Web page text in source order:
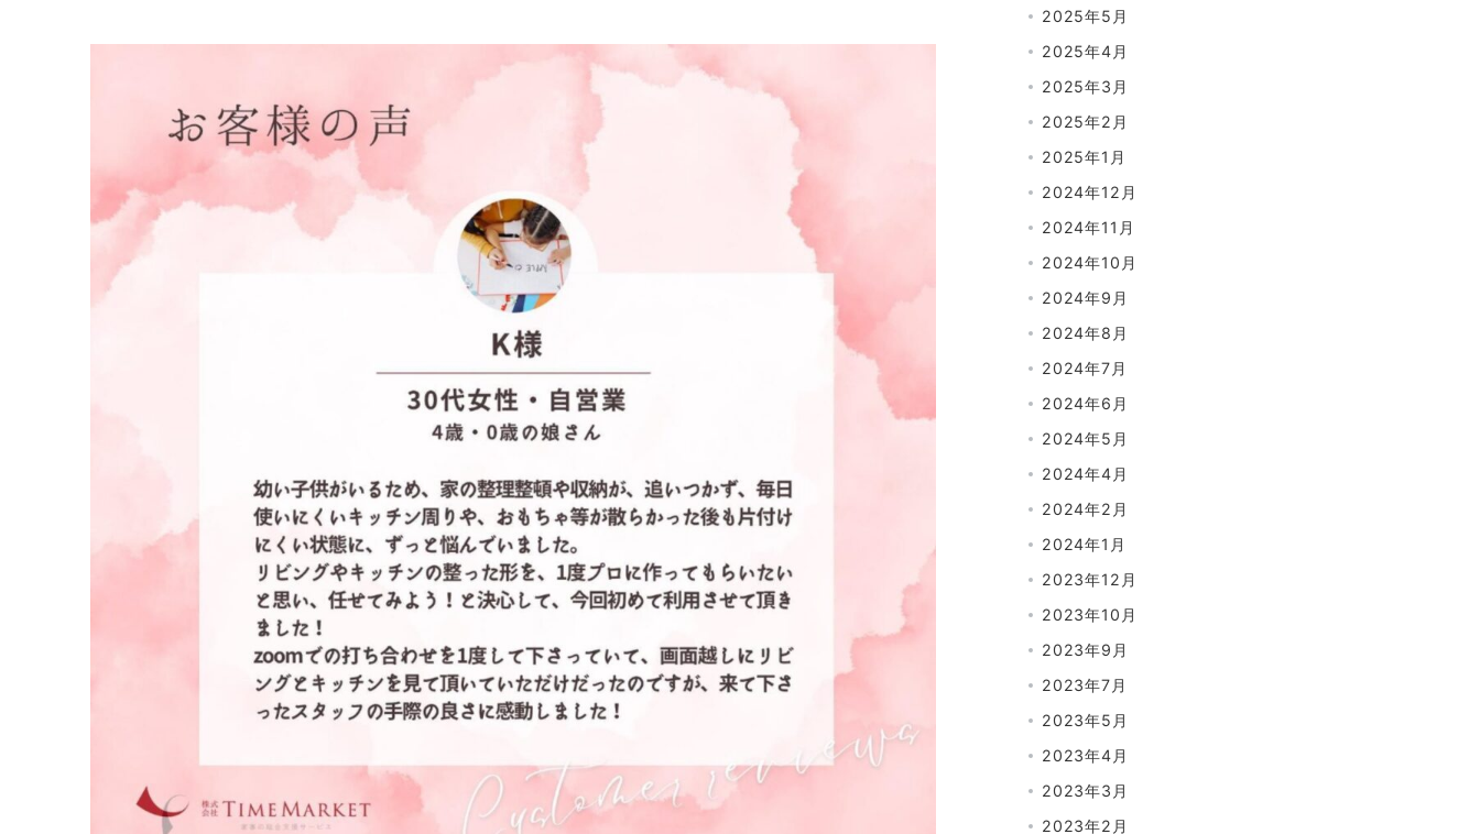
2025年5月
2025年4月
2025年3月
2025年2月
2025年1月
2024年12月
2024年11月
2024年10月
2024年9月
2024年8月
2024年7月
2024年6月
2024年5月
2024年4月
2024年2月
2024年1月
2023年12月
2023年10月
2023年9月
2023年7月
2023年5月
2023年4月
2023年3月
2023年2月